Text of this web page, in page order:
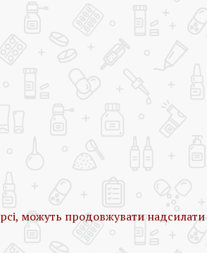
можуть продовжувати надсилати